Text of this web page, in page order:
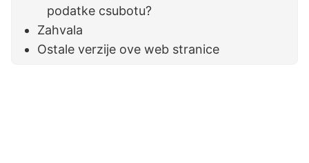
podatke csubotu?
Zahvala
Ostale verzije ove web stranice